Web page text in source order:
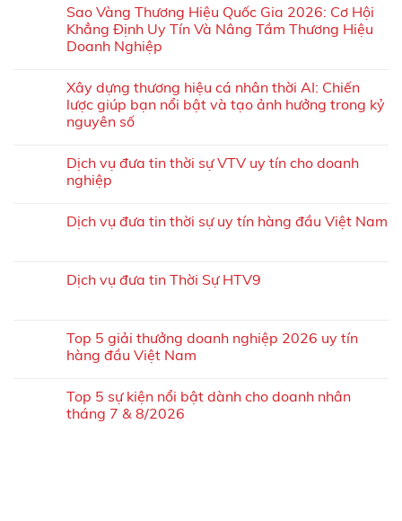
Sao Vàng Thương Hiệu Quốc Gia 2026: Cơ Hội
Khẳng Định Uy Tín Và Nâng Tầm Thương Hiệu
Doanh Nghiệp
Xây dựng thương hiệu cá nhân thời AI: Chiến
lược giúp bạn nổi bật và tạo ảnh hưởng trong kỷ
nguyên số
Dịch vụ đưa tin thời sự VTV uy tín cho doanh
nghiệp
Dịch vụ đưa tin thời sự uy tín hàng đầu Việt Nam
Dịch vụ đưa tin Thời Sự HTV9
Top 5 giải thưởng doanh nghiệp 2026 uy tín
hàng đầu Việt Nam
Top 5 sự kiện nổi bật dành cho doanh nhân
tháng 7 & 8/2026